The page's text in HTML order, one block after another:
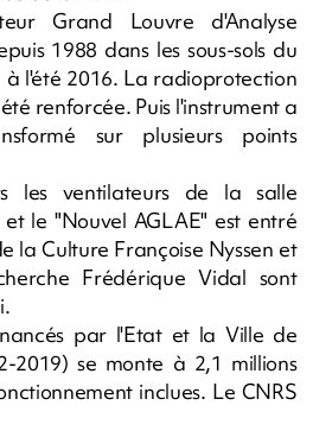
Grand Louvre d'Analyse
1988 dans les sous-sols du
à l'été 2016. La radioprotection
renforcée. Puis l'instrument a
sur plusieurs points
les ventilateurs de la salle
le "Nouvel AGLAE" est entré
la Culture Françoise Nyssen et
Frédérique Vidal sont
par l'Etat et la Ville de
2019) se monte à 2,1 millions
inclues. Le CNRS